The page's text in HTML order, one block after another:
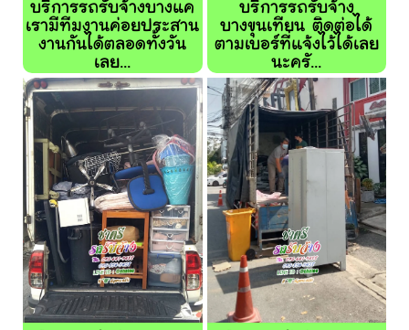
บริการรถรับจ้างบางแค
เรามีทีมงานค่อยประสาน
งานกันได้ตลอดทั้งวัน
เลย...
บริการรถรับจ้าง
บางขุนเทียน ติดต่อได้
ตามเบอร์ที่แจ้งไว้ได้เลย
นะครั...